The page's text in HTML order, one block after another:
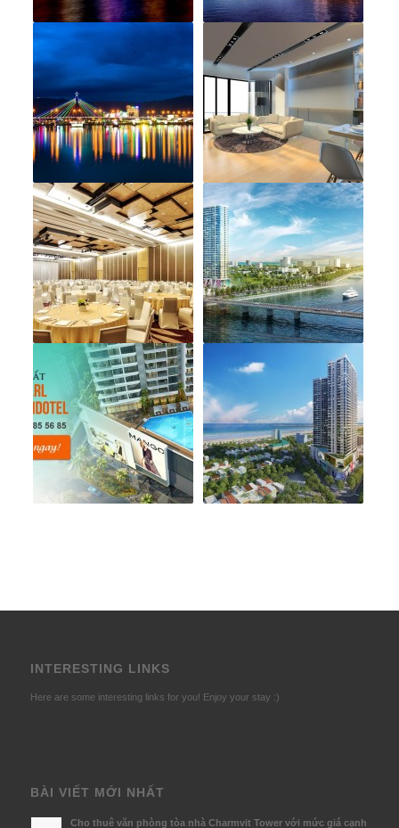
INTERESTING LINKS
Here are some interesting links for you! Enjoy your stay :)
BÀI VIẾT MỚI NHẤT
Cho thuê văn phòng tòa nhà Charmvit Tower với mức giá cạnh